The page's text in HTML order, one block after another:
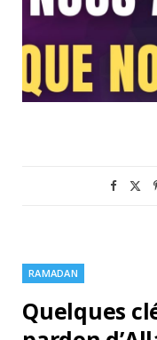
RAMADAN
Quelques